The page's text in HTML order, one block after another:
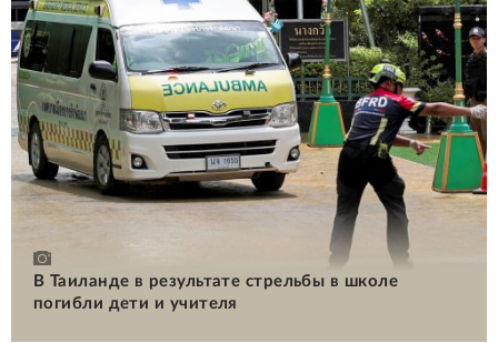
В Таиланде в результате стрельбы в школе
погибли дети и учителя